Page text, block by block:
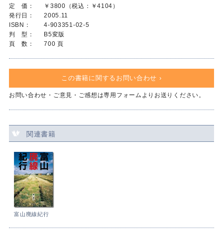
定 価：
￥3800（税込：￥4104）
発行日：
2005.11
ISBN：
4-903351-02-5
判 型：
B5変版
頁 数：
700 頁
この書籍に関するお問い合わせ ›
お問い合わせ・ご意見・ご感想は専用フォームよりお送りください。
関連書籍
富山廃線紀行